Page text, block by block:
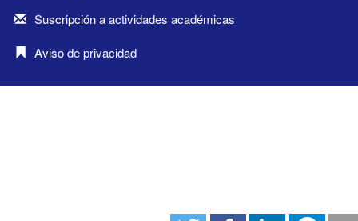
Suscripción a actividades académicas
Aviso de privacidad